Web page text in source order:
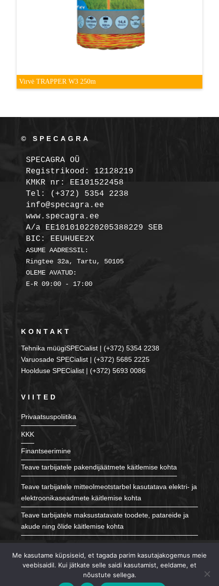
Virvė TRAPPER W3 250m
© SPECAGRA
SPECAGRA OÜ
Registrikood: 12128219
KMKR nr: EE101522458
Tel: (+372) 5354 2238
info@specagra.ee
A/a EE101010220205388229 SEB
BIC: EEUHUEE2X
ASUME AADRESSIL:
Ringtee 32a, Tartu, 50105
OLEME AVATUD:
E-R 09:00 - 17:00
KONTAKT
Tehnika müügiSPECialist | (+372) 5354 2238
Varuosade SPECialist | (+372) 5685 2225
Hoolduse SPECialist | (+372) 5693 0086
VIITED
Privaatsuspoliitika
KKK
Finantseerimine
Teave tarbijatele pakendijäätmete käitlemise kohta
Teave tarbijatele mitteolmeotstarbel kasutatava elektri- ja
elektroonikaseadmete käitlemise kohta
Teave tarbijatele maksustatavate toodete, patareide ja
akude ning õlide käitlemise kohta
JÄLGI MEID
Me kasutame küpsiseid, et tagada parim kasutajakogemus meie
veebisaidil. Kui jätkate selle saidi kasutamist, eeldame, et
nõustute sellega.